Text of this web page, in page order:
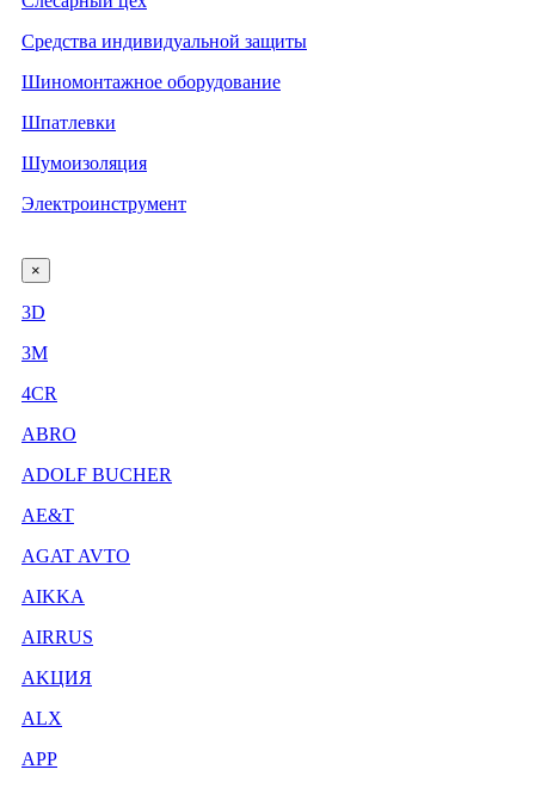
Средства индивидуальной защиты
Шиномонтажное оборудование
Шпатлевки
Шумоизоляция
Электроинструмент
×
3D
3М
4CR
ABRO
ADOLF BUCHER
AE&T
AGAT AVTO
AIKKA
AIRRUS
AKЦИЯ
ALX
APP